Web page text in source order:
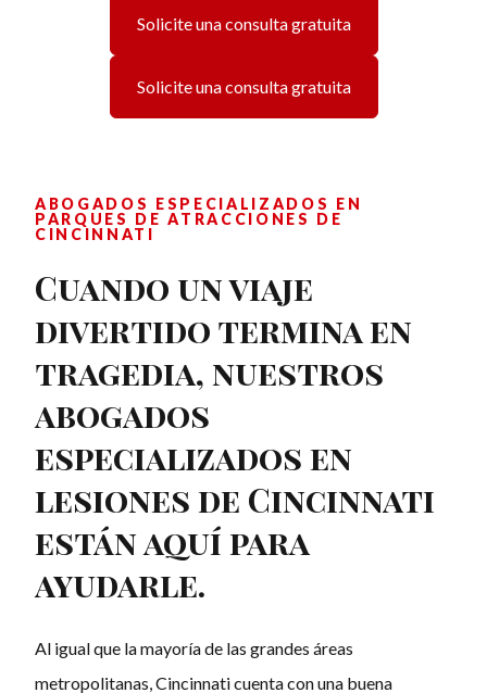
Solicite una consulta gratuita
Solicite una consulta gratuita
ABOGADOS ESPECIALIZADOS EN
PARQUES DE ATRACCIONES DE
CINCINNATI
Cuando un viaje
divertido termina en
tragedia, nuestros
abogados
especializados en
lesiones de Cincinnati
están aquí para
ayudarle.
Al igual que la mayoría de las grandes áreas
metropolitanas, Cincinnati cuenta con una buena